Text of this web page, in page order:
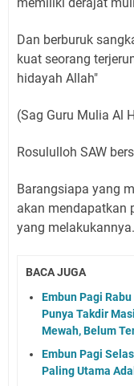
Dan berburuk
kuat seorang
hidayah Allah"
(Sag Guru Mulia Al
Rosululloh SAW
Barangsiapa yang
akan mendapatkan
yang melakukannya.
BACA JUGA
Embun Pagi
Punya Takdir
Mewah, Belum
Embun Pagi
Paling Utama